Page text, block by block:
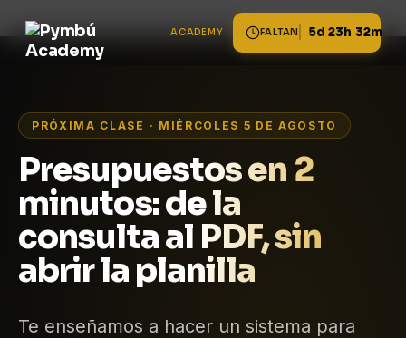
ACADEMY FALTAN 5d 23h 32m
PRÓXIMA CLASE · MIÉRCOLES 5 DE AGOSTO
Presupuestos en 2
minutos: de la
consulta al PDF, sin
abrir la planilla
Te enseñamos a hacer un sistema para